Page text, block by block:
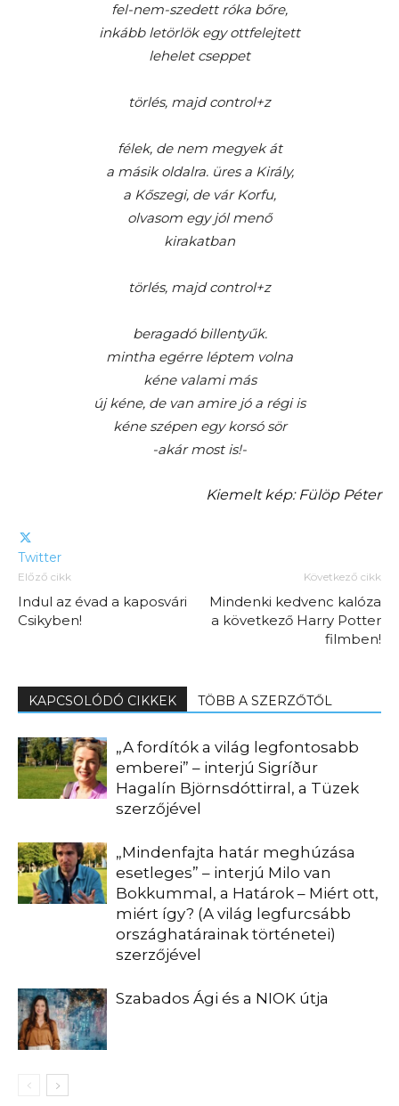
fel-nem-szedett róka bőre,
inkább letörlök egy ottfelejtett
lehelet cseppet
törlés, majd control+z
félek, de nem megyek át
a másik oldalra. üres a Király,
a Kőszegi, de vár Korfu,
olvasom egy jól menő
kirakatban
törlés, majd control+z
beragadó billentyűk.
mintha egérre léptem volna
kéne valami más
új kéne, de van amire jó a régi is
kéne szépen egy korsó sör
-akár most is!-
Kiemelt kép: Fülöp Péter
Twitter
Előző cikk
Indul az évad a kaposvári
Csikyben!
Következő cikk
Mindenki kedvenc kalóza
a következő Harry Potter
filmben!
KAPCSOLÓDÓ CIKKEK TÖBB A SZERZŐTŐL
„A fordítók a világ legfontosabb
emberei” – interjú Sigríður
Hagalín Björnsdóttirral, a Tüzek
szerzőjével
„Mindenfajta határ meghúzása
esetleges” – interjú Milo van
Bokkummal, a Határok – Miért ott,
miért így? (A világ legfurcsább
országhatárainak történetei)
szerzőjével
Szabados Ági és a NIOK útja